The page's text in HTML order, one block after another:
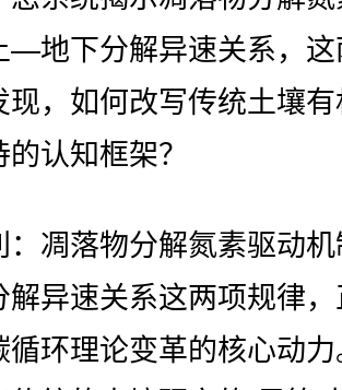
—地下分解异速关系，这
现，如何改写传统土壤
认知框架？
落物分解氮素驱动机
异速关系这两项规律，
循环理论变革的核心动